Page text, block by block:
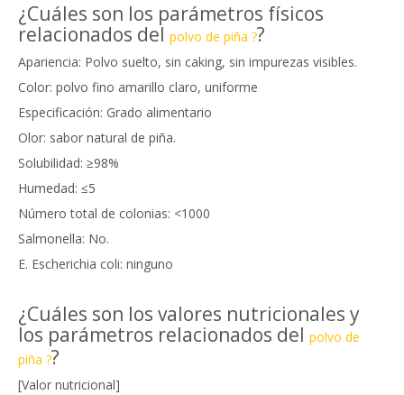
¿Cuáles son los parámetros físicos
relacionados del polvo de piña ??
Apariencia: Polvo suelto, sin caking, sin impurezas visibles.
Color: polvo fino amarillo claro, uniforme
Especificación: Grado alimentario
Olor: sabor natural de piña.
Solubilidad: ≥98%
Humedad: ≤5
Número total de colonias: <1000
Salmonella: No.
E. Escherichia coli: ninguno
¿Cuáles son los valores nutricionales y
los parámetros relacionados del polvo de
piña ??
[Valor nutricional]